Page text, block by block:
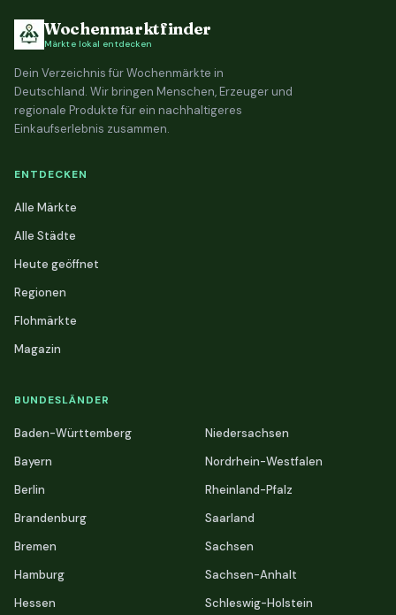
Wochenmarktfinder
Märkte lokal entdecken
Dein Verzeichnis für Wochenmärkte in
Deutschland. Wir bringen Menschen, Erzeuger und
regionale Produkte für ein nachhaltigeres
Einkaufserlebnis zusammen.
ENTDECKEN
Alle Märkte
Alle Städte
Heute geöffnet
Regionen
Flohmärkte
Magazin
BUNDESLÄNDER
Baden-Württemberg
Bayern
Berlin
Brandenburg
Bremen
Hamburg
Hessen
Niedersachsen
Nordrhein-Westfalen
Rheinland-Pfalz
Saarland
Sachsen
Sachsen-Anhalt
Schleswig-Holstein